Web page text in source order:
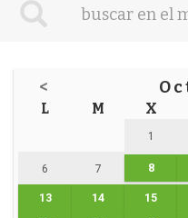
<
L M X
1
6 7 8
13 14 15